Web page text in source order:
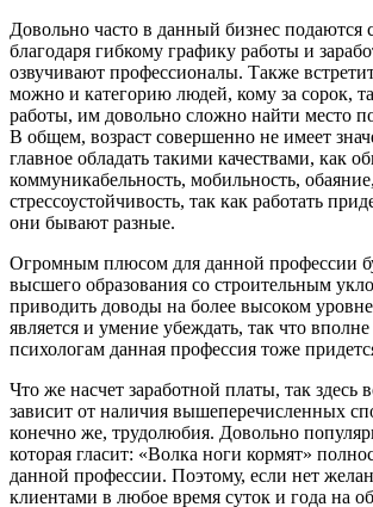
Довольно часто в данный бизнес подаются
благодаря гибкому графику работы и
озвучивают профессионалы. Также
можно и категорию людей, кому за сорок,
работы, им довольно сложно найти место
В общем, возраст совершенно не имеет
главное обладать такими качествами, как
коммуникабельность, мобильность, обаяние,
стрессоустойчивость, так как работать
они бывают разные.
Огромным плюсом для данной профессии
высшего образования со строительным
приводить доводы на более высоком
является и умение убеждать, так что
психологам данная профессия тоже
Что же насчет заработной платы, так здесь
зависит от наличия вышеперечисленных
конечно же, трудолюбия. Довольно
которая гласит: «Волка ноги кормят»
данной профессии. Поэтому, если нет
клиентами в любое время суток и года на